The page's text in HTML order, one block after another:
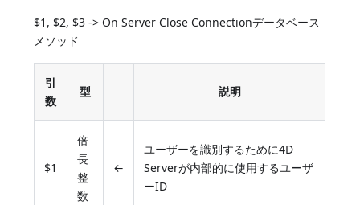
$1, $2, $3 -> On Server Close Connectionデータベース
メソッド
引
数
型 説明
$1
倍
長
整
数
←
ユーザーを識別するために4D
Serverが内部的に使用するユーザ
ーID